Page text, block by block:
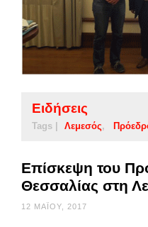
Ειδήσεις
Tags | Λεμεσός
Επίσκεψη του
Θεσσαλίας στη
12 ΜΑΪ́ΟΥ, 2017